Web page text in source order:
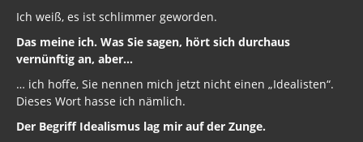
Ich weiß, es ist schlimmer geworden.
Das meine ich. Was Sie sagen, hört sich durchaus
vernünftig an, aber…
… ich hoffe, Sie nennen mich jetzt nicht einen „Idealisten“.
Dieses Wort hasse ich nämlich.
Der Begriff Idealismus lag mir auf der Zunge.